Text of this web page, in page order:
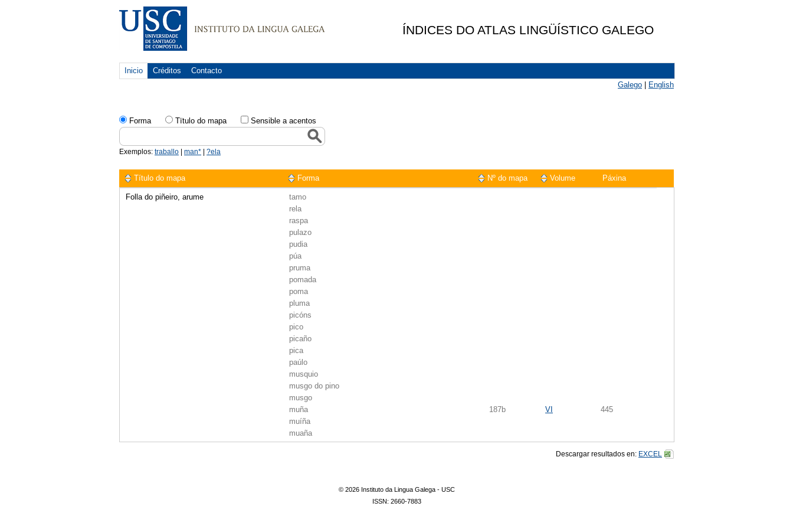
ÍNDICES DO ATLAS LINGÜÍSTICO GALEGO
Inicio Créditos
Contacto
Galego
English
Forma Tïtulo do mapa Sensible a acentos
Exemplos: traballo man* ?ela
Título do mapa Forma Nº do mapa Volume Páxina
Folla do piñeiro, arume
tamo
rela
raspa
pulazo
pudia
púa
pruma
pomada
poma
pluma
picóns
pico
picaño
pica
paúlo
musquio
musgo do pino
musgo
muña
muíña
muaña
moaña
187b VI 445
Descargar resultados en: EXCEL
© 2026 Instituto da Lingua Galega - USC
ISSN: 2660-7883